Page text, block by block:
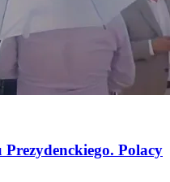
Prezydenckiego. Polacy